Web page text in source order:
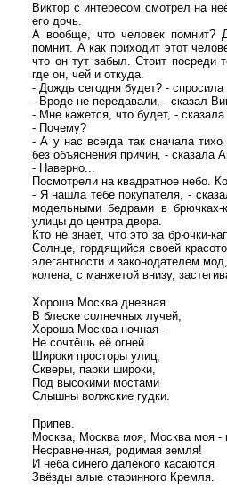
Виктор с интересом смотрел на
его дочь.
А вообще, что человек помнит?
помнит. А как приходит этот
что он тут забыл. Стоит посреди
где он, чей и откуда.
- Дождь сегодня будет? -
- Вроде не передавали, - сказал
- Мне кажется, что будет, -
- Почему?
- А у нас всегда так сначала
без объяснения причин, - сказала
- Наверно...
Посмотрели на квадратное небо.
- Я нашла тебе покупателя, -
модельными бедрами в брючках-
улицы до центра двора.
Кто не знает, что это за брючки-
Солнце, гордящийся своей
элегантности и законодателем
колена, с манжетой внизу,
Хороша Москва дневная
В блеске солнечных лучей,
Хороша Москва ночная -
Не сочтёшь её огней.
Широки просторы улиц,
Скверы, парки широки,
Под высокими мостами
Слышны волжские гудки.
Припев.
Москва, Москва моя, Москва моя -
Несравненная, родимая земля!
И неба синего далёкого касаются
Звёзды алые старинного Кремля.